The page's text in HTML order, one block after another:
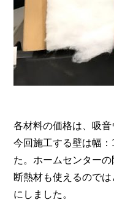
各材料の価格は、吸音
今回施工する壁は幅
た。ホームセンター
断熱材も使えるので
にしました。